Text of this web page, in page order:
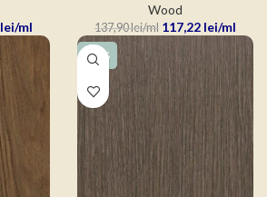
lei
Wood
137,90lei 117,22 lei
-15%